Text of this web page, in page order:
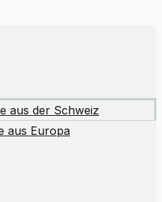
aus der Schweiz
aus Europa